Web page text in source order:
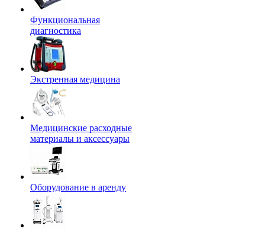
Функциональная
диагностика
Экстренная медицина
Медицинские расходные
материалы и аксессуары
Оборудование в аренду